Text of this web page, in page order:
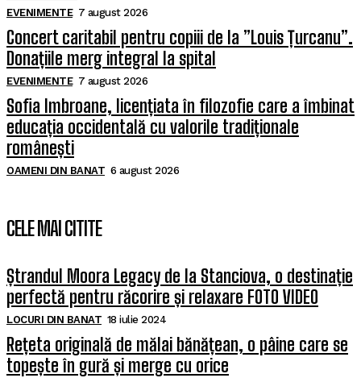
EVENIMENTE 7 august 2026
Concert caritabil pentru copiii de la ”Louis Țurcanu”.
Donațiile merg integral la spital
EVENIMENTE 7 august 2026
Sofia Imbroane, licențiata în filozofie care a îmbinat
educația occidentală cu valorile tradiționale
românești
OAMENI DIN BANAT 6 august 2026
CELE MAI CITITE
Ștrandul Moora Legacy de la Stanciova, o destinație
perfectă pentru răcorire și relaxare FOTO VIDEO
LOCURI DIN BANAT 18 iulie 2024
Rețeta originală de mălai bănățean, o pâine care se
topește în gură și merge cu orice